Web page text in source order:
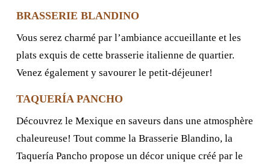
BRASSERIE BLANDINO
Vous serez charmé par l’ambiance accueillante et les
plats exquis de cette brasserie italienne de quartier.
Venez également y savourer le petit-déjeuner!
TAQUERÍA PANCHO
Découvrez le Mexique en saveurs dans une atmosphère
chaleureuse! Tout comme la Brasserie Blandino, la
Taquería Pancho propose un décor unique créé par le